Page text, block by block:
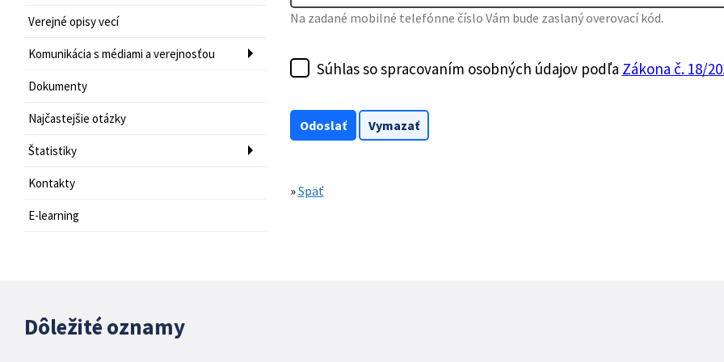
Verejné opisy vecí
Komunikácia s médiami a verejnosťou
Dokumenty
Najčastejšie otázky
Štatistiky
Kontakty
E-learning
Na zadané mobilné telefónne číslo Vám bude zaslaný overovací kód.
Súhlas so spracovaním osobných údajov podľa Zákona č. 18/
»Späť
Dôležité oznamy